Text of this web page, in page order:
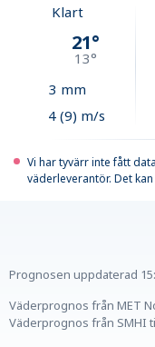
Klart
21°
13°
3 mm
4 (9) m/s
Vi har tyvärr inte fått
väderleverantör. Det
Prognosen uppdaterad
Väderprognos från MET
Väderprognos från SMHI